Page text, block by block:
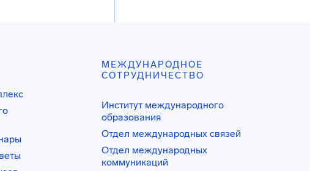
МЕЖДУНАРОДНОЕ
СОТРУДНИЧЕСТВО
Институт международного
образования
Отдел международных связей
Отдел международных
коммуникаций